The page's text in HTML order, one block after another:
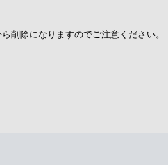
削除になりますのでご注意ください。